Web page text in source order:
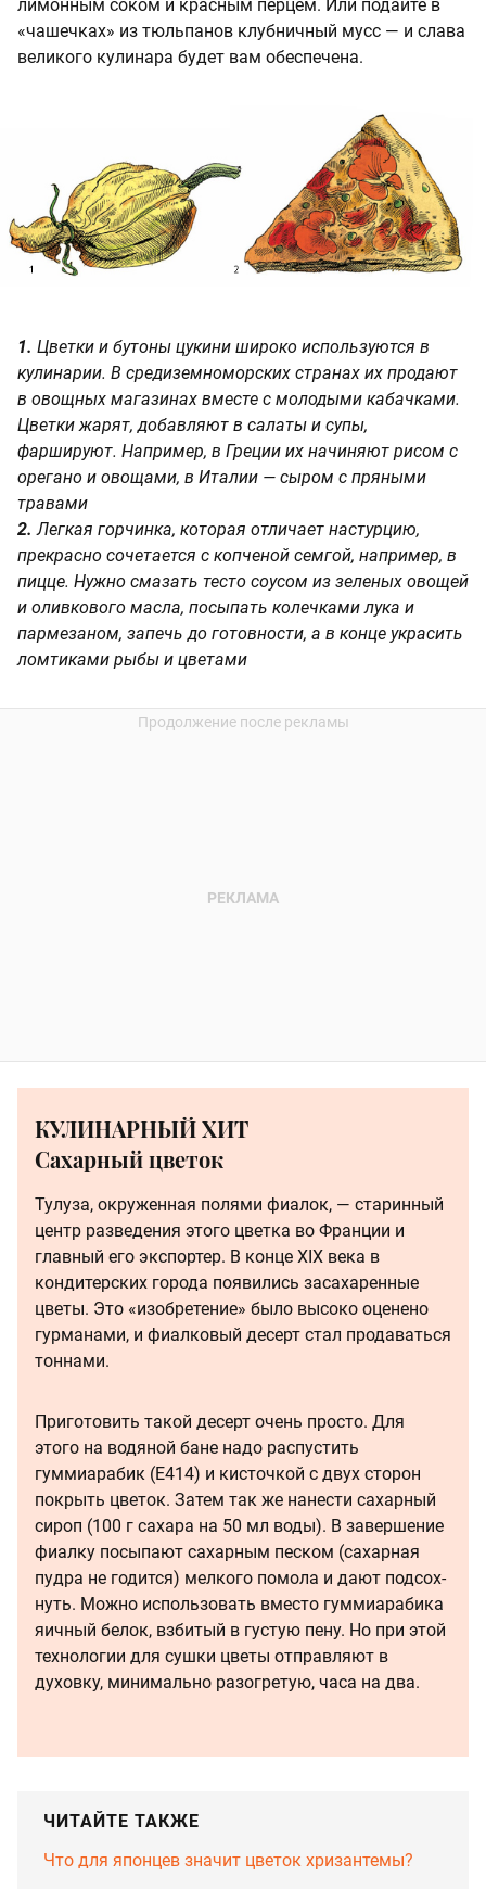
лимонным соком и красным перцем. Или подайте в
«чашечках» из тюльпанов клубничный мусс — и слава
великого кулинара будет вам обеспечена.
1. Цветки и бутоны цукини широко используются в
кулинарии. В средиземноморских странах их продают
в овощных магазинах вместе с молодыми кабачками.
Цветки жарят, добавляют в салаты и супы,
фаршируют. Например, в Греции их начиняют рисом с
орегано и овощами, в Италии — сыром с пряными
травами
2. Легкая горчинка, которая отличает настурцию,
прекрасно сочетается с копченой семгой, например, в
пицце. Нужно смазать тесто соусом из зеленых овощей
и оливкового масла, посыпать колечками лука и
пармезаном, запечь до готовности, а в конце украсить
ломтиками рыбы и цветами
КУЛИНАРНЫЙ ХИТ
Сахарный цветок
Тулуза, окруженная полями фиалок, — старинный
центр раз­ведения этого цветка во Франции и
главный его экспортер. В конце XIX века в
кондитерских города появились засахаренные
цветы. Это «изобретение» было высоко оценено
гурманами, и фиалковый десерт стал продаваться
тоннами.
Приготовить такой десерт очень просто. Для
этого на водяной бане надо распустить
гуммиарабик (Е414) и кисточкой с двух сторон
покрыть цветок. Затем так же нанести сахарный
сироп (100 г сахара на 50 мл воды). В завершение
фиалку посыпают сахарным песком (сахарная
пудра не годит­ся) мелкого помола и дают подсох­
нуть. Можно использовать вместо гуммиарабика
яичный белок, взбитый в густую пену. Но при этой
технологии для сушки цветы отправляют в
духовку, минималь­но разогретую, часа на два.
ЧИТАЙТЕ ТАКЖЕ
Что для японцев значит цветок хризантемы?